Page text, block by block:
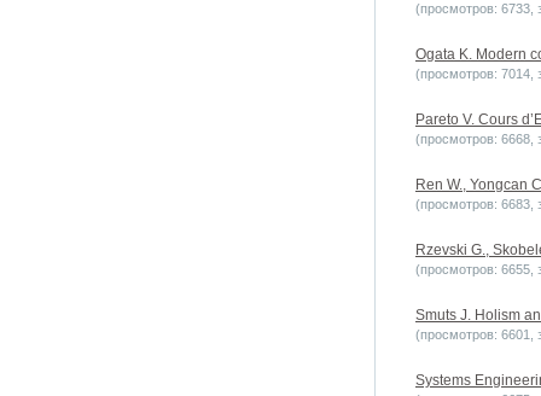
(просмотров: 6733,
Ogata K. Modern
(просмотров: 7014,
Pareto V. Cours
(просмотров: 6668,
Ren W., Yongcan
(просмотров: 6683,
Rzevski G.,
(просмотров: 6655,
Smuts J. Holism
(просмотров: 6601,
Systems